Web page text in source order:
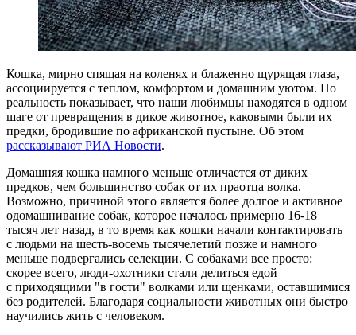
Кошка, мирно спящая на коленях и блаженно щурящая глаза,
ассоциируется с теплом, комфортом и домашним уютом. Но
реальность показывает, что наши любимцы находятся в одном
шаге от превращения в дикое животное, каковыми были их
предки, бродившие по африканской пустыне. Об этом
рассказывают РИА Новости.
Домашняя кошка намного меньше отличается от диких
предков, чем большинство собак от их праотца волка.
Возможно, причиной этого является более долгое и активное
одомашнивание собак, которое началось примерно 16-18
тысяч лет назад, в то время как кошки начали контактировать
с людьми на шесть-восемь тысячелетий позже и намного
меньше подвергались селекции. С собаками все просто:
скорее всего, люди-охотники стали делиться едой
с приходящими "в гости" волками или щенками, оставшимися
без родителей. Благодаря социальности животных они быстро
научились жить с человеком.